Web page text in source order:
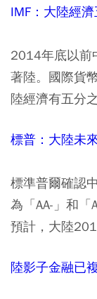
IMF：大陸經
2014年底以前
著陸。國際貨
陸經濟有五分
標普：大陸未
標準普爾確認
為「AA-」和
預計，大陸
陸影子金融已